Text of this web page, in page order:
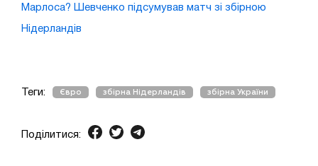
Марлоса? Шевченко підсумував матч зі збірною
Нідерландів
Теги: Євро збірна Нідерландів збірна України
Поділитися: